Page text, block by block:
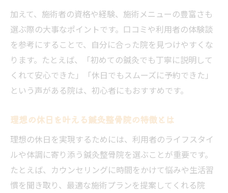
加えて、施術者の資格や経験、施術メニューの豊富さも
選ぶ際の大事なポイントです。口コミや利用者の体験談
を参考にすることで、自分に合った院を見つけやすくな
ります。たとえば、「初めての鍼灸でも丁寧に説明して
くれて安心できた」「休日でもスムーズに予約できた」
という声がある院は、初心者にもおすすめです。
理想の休日を叶える鍼灸整骨院の特徴とは
理想の休日を実現するためには、利用者のライフスタイ
ルや体調に寄り添う鍼灸整骨院を選ぶことが重要です。
たとえば、カウンセリングに時間をかけて悩みや生活習
慣を聞き取り、最適な施術プランを提案してくれる院